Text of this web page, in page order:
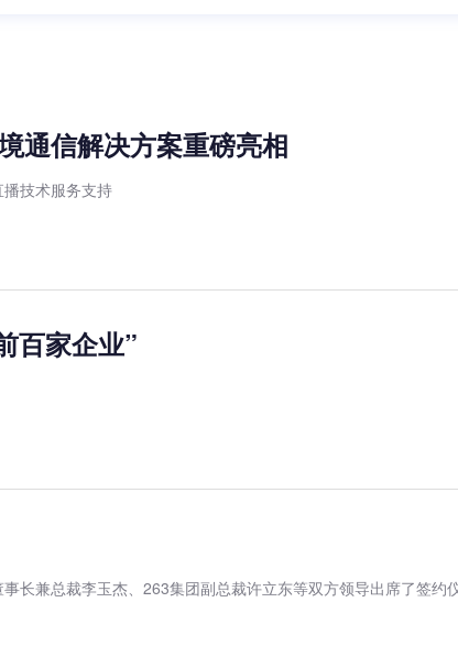
通信解决方案重磅亮相
技术服务支持
百家企业”
长兼总裁李玉杰、263集团副总裁许立东等双方领导出席了签约